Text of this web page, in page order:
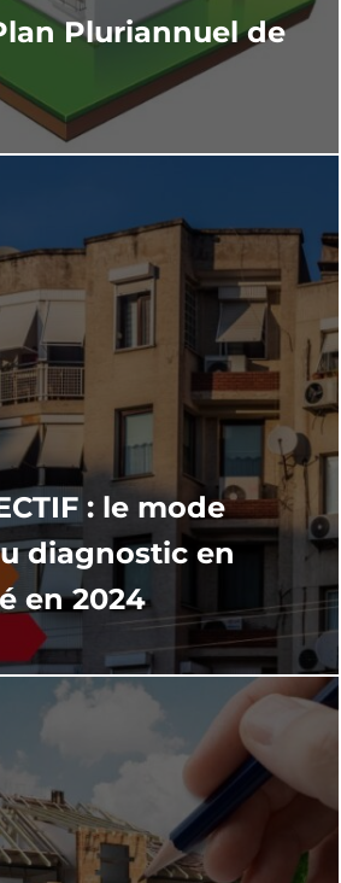
Pluriannuel de
: le mode
diagnostic en
en 2024